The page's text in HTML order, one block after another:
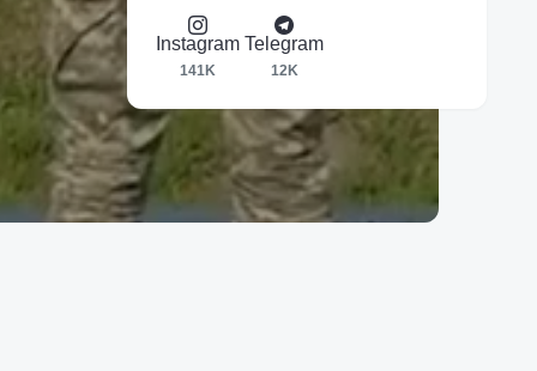
Instagram
141K
Telegram
12K